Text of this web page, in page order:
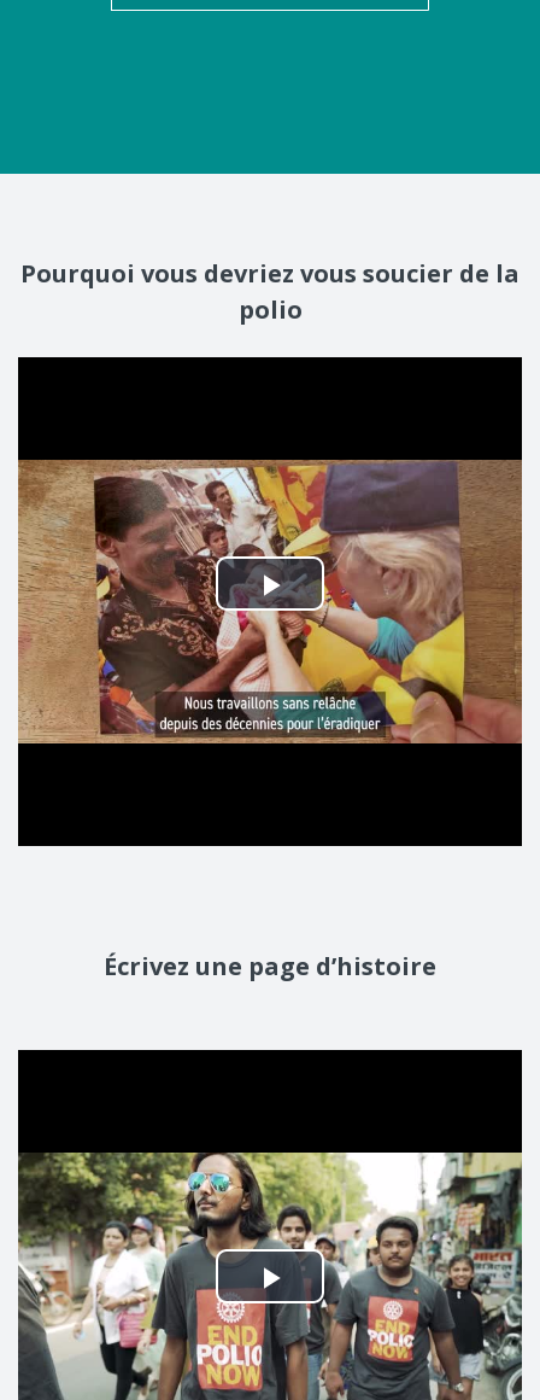
Pourquoi vous devriez vous soucier de la
polio
Écrivez une page d’histoire